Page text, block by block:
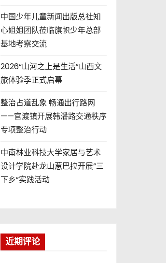
中国少年儿童新闻出版总社知
心姐姐团队莅临旗帜少年总部
基地考察交流
2026“山河之上是生活”山西文
旅体验季正式启幕
整治占道乱象 畅通出行路网
——官渡镇开展韩潘路交通秩序
专项整治行动
中南林业科技大学家居与艺术
设计学院赴龙山惹巴拉开展“三
下乡”实践活动
近期评论